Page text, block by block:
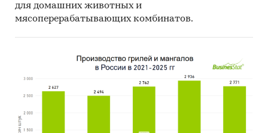
для домашних животных и
мясоперерабатывающих комбинатов.